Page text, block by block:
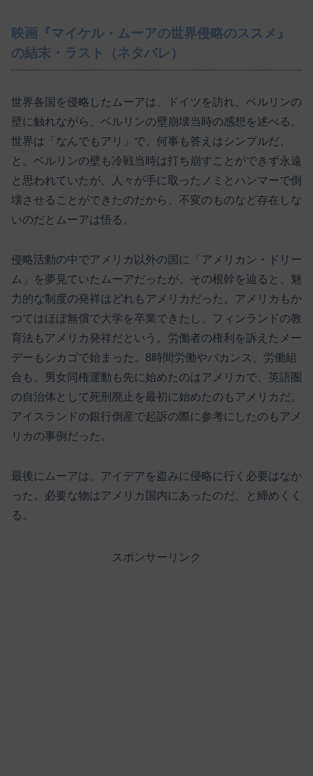
映画『マイケル・ムーアの世界侵略のススメ』
の結末・ラスト（ネタバレ）
世界各国を侵略したムーアは、ドイツを訪れ、ベルリンの
壁に触れながら、ベルリンの壁崩壊当時の感想を述べる。
世界は「なんでもアリ」で、何事も答えはシンプルだ、
と。ベルリンの壁も冷戦当時は打ち崩すことができず永遠
と思われていたが、人々が手に取ったノミとハンマーで倒
壊させることができたのだから、不変のものなど存在しな
いのだとムーアは悟る。
侵略活動の中でアメリカ以外の国に「アメリカン・ドリー
ム」を夢見ていたムーアだったが、その根幹を辿ると、魅
力的な制度の発祥はどれもアメリカだった。アメリカもか
つてはほぼ無償で大学を卒業できたし、フィンランドの教
育法もアメリカ発祥だという。労働者の権利を訴えたメー
デーもシカゴで始まった。8時間労働やバカンス、労働組
合も、男女同権運動も先に始めたのはアメリカで、英語圏
の自治体として死刑廃止を最初に始めたのもアメリカだ。
アイスランドの銀行倒産で起訴の際に参考にしたのもアメ
リカの事例だった。
最後にムーアは、アイデアを盗みに侵略に行く必要はなか
った。必要な物はアメリカ国内にあったのだ、と締めくく
る。
スポンサーリンク